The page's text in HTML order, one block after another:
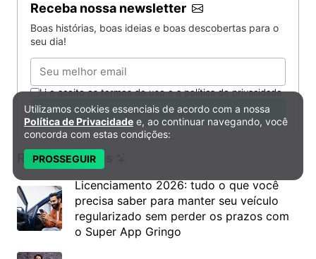
Receba nossa newsletter
Boas histórias, boas ideias e boas descobertas para o
seu dia!
Email
Li e aceito os termos de uso e a política de privacidade.
Quero receber
Recomendados
Licenciamento 2026: tudo o que você
precisa saber para manter seu veículo
regularizado sem perder os prazos com
o Super App Gringo
Política de Privacidade e Cookies
Utilizamos cookies essenciais de acordo com a nossa
Política de Privacidade e, ao continuar navegando, você
concorda com estas condições:
PROSSEGUIR